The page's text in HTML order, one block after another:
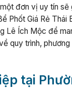
đơn vị uy tín sẽ
Giá Rẻ Thái
Lê Ích Mộc để
quy trình,
tại